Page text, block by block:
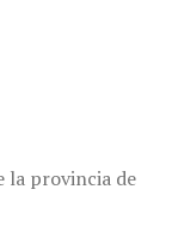
la provincia de